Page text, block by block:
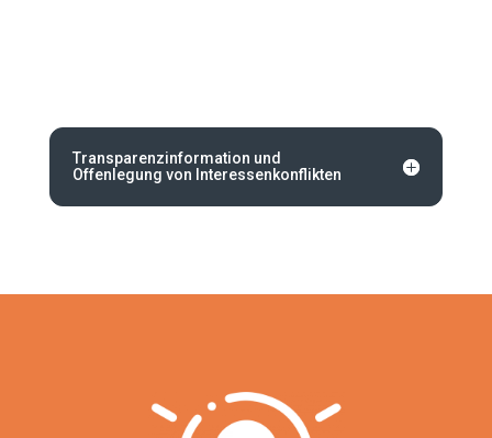
Transparenzinformation und
Offenlegung von Interessenkonflikten